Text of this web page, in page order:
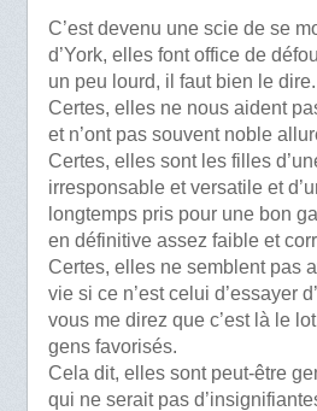
C’est devenu une scie de se
d’York, elles font office de
un peu lourd, il faut bien le dire.
Certes, elles ne nous aident
et n’ont pas souvent noble
Certes, elles sont les filles
irresponsable et versatile et
longtemps pris pour une bon
en définitive assez faible et
Certes, elles ne semblent pas
vie si ce n’est celui d’essayer
vous me direz que c’est là le
gens favorisés.
Cela dit, elles sont peut-être
qui ne serait pas